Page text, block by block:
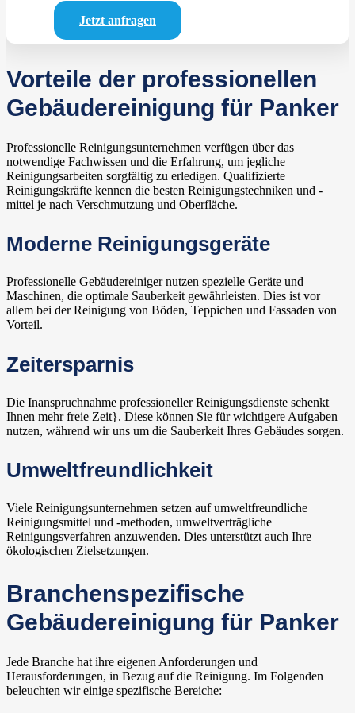
Jetzt anfragen
Vorteile der professionellen
Gebäudereinigung für Panker
Professionelle Reinigungsunternehmen verfügen über das
notwendige Fachwissen und die Erfahrung, um jegliche
Reinigungsarbeiten sorgfältig zu erledigen. Qualifizierte
Reinigungskräfte kennen die besten Reinigungstechniken und -
mittel je nach Verschmutzung und Oberfläche.
Moderne Reinigungsgeräte
Professionelle Gebäudereiniger nutzen spezielle Geräte und
Maschinen, die optimale Sauberkeit gewährleisten. Dies ist vor
allem bei der Reinigung von Böden, Teppichen und Fassaden von
Vorteil.
Zeitersparnis
Die Inanspruchnahme professioneller Reinigungsdienste schenkt
Ihnen mehr freie Zeit}. Diese können Sie für wichtigere Aufgaben
nutzen, während wir uns um die Sauberkeit Ihres Gebäudes sorgen.
Umweltfreundlichkeit
Viele Reinigungsunternehmen setzen auf umweltfreundliche
Reinigungsmittel und -methoden, umweltverträgliche
Reinigungsverfahren anzuwenden. Dies unterstützt auch Ihre
ökologischen Zielsetzungen.
Branchenspezifische
Gebäudereinigung für Panker
Jede Branche hat ihre eigenen Anforderungen und
Herausforderungen, in Bezug auf die Reinigung. Im Folgenden
beleuchten wir einige spezifische Bereiche: